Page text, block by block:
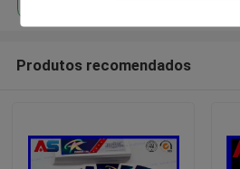
Produtos recomendados